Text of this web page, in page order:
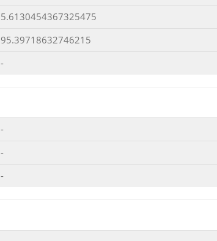
5.6130454367325475
95.39718632746215
-
-
-
-